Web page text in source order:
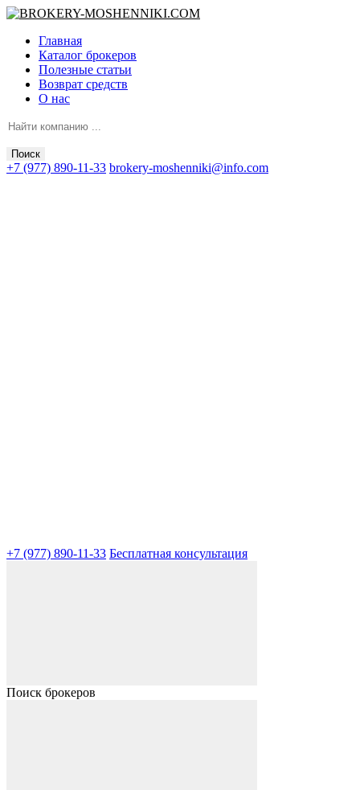
Главная
Каталог брокеров
Полезные статьи
Возврат средств
О нас
Поиск
+7 (977) 890-11-33 brokery-moshenniki@info.com
+7 (977) 890-11-33 Бесплатная консультация
Поиск брокеров